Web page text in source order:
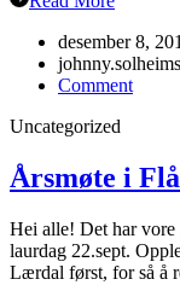
desember 8,
Commenton
Uncategorized
Årsmøte i
Hei alle! Det har
laurdag 22.sept.
Lærdal først, for så å